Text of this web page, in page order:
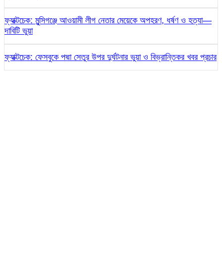
ফ্যাক্টচেক: মুন্সিগঞ্জে আওয়ামী লীগ নেতার মেয়েকে অপহরণ, ধর্ষণ ও হত্যা—
দাবিটি ভুয়া
ফ্যাক্টচেক: ফেসবুকে পদ্মা সেতুর উপর দুর্ঘটনার ভুয়া ও বিভ্রান্তিকর খবর প্রচার